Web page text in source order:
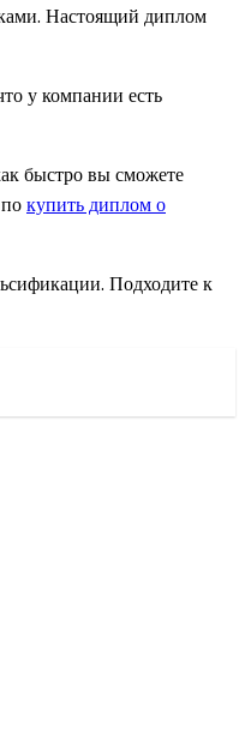
Настоящий диплом
у компании есть
быстро вы сможете
купить диплом о
Подходите к